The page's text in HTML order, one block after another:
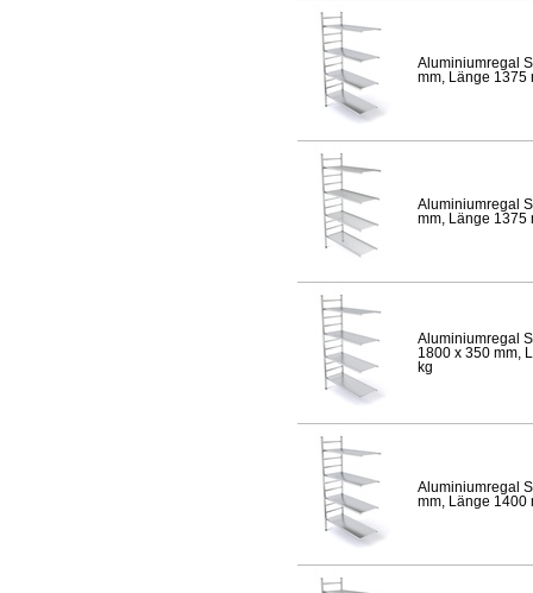
Aluminiumregal
mm, Länge 1375
Aluminiumregal
mm, Länge 1375
Aluminiumregal
1800 x 350 mm,
kg
Aluminiumregal
mm, Länge 1400